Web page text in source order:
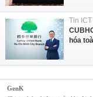
Tin
hóa
GenK